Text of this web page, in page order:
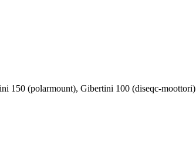
150 (polarmount), Gibertini 100 (diseqc-moottori)